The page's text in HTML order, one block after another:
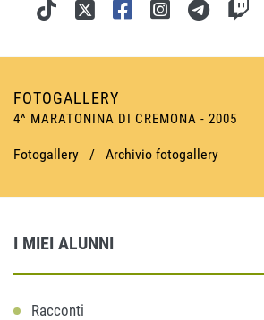
FOTOGALLERY
4^ MARATONINA DI CREMONA - 2005
Fotogallery / Archivio fotogallery
I MIEI ALUNNI
Racconti